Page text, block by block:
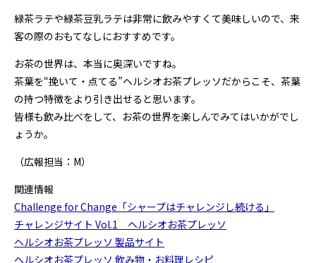
緑茶ラテや緑茶豆乳ラテは非常に飲みやすくて美味しいので、来
客の際のおもてなしにおすすめです。
お茶の世界は、本当に奥深いですね。
茶葉を“挽いて・点てる”ヘルシオお茶プレッソだからこそ、茶葉
の持つ特徴をより引き出せると思います。
皆様も飲み比べをして、お茶の世界を楽しんでみてはいかがでし
ょうか。
（広報担当：M）
関連情報
Challenge for Change「シャープはチャレンジし続ける」
チャレンジサイト Vol.1 ヘルシオお茶プレッソ
ヘルシオお茶プレッソ 製品サイト
ヘルシオお茶プレッソ 飲み物・お料理レシピ